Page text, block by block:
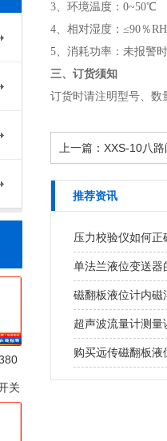
关
3、环境温度：0~50℃
4、相对湿度：≤90％RH
5、消耗功率：未报警
三、订货须知
订货时请注明型号、数
上一篇： XXS-10八
推荐资讯
压力校验仪如何正
单法兰液位变送器
磁翻板液位计内磁
超声波流量计测
购买远传磁翻板液